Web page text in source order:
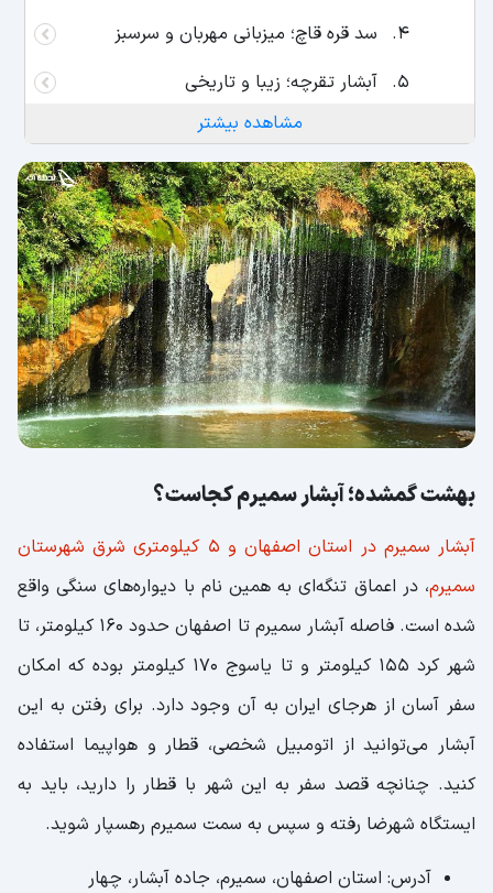
سد قره قاچ؛ میزبانی مهربان و سرسبز
آبشار تقرچه؛ زیبا و تاریخی
آبشار بی‌بی سیدان؛چشم‌اندازی بسیار زیبا
نکات بازدید از آبشار سمیرم
مشاهده بیشتر
بهشت گمشده؛ آبشار سمیرم کجاست؟
آبشار سمیرم در استان اصفهان و 5 کیلومتری شرق شهرستان
سمیرم، در اعماق تنگه‌ای به همین نام با دیواره‌های سنگی واقع
شده‌ است. فاصله آبشار سمیرم تا اصفهان حدود 160 کیلومتر، تا
شهر کرد 155 کیلومتر و تا یاسوج 170 کیلومتر بوده که امکان
سفر آسان از هرجای ایران به آن وجود دارد. برای رفتن به این
آبشار می‌توانید از اتومبیل شخصی، قطار و هواپیما استفاده
کنید. چنانچه قصد سفر به این شهر با قطار را دارید، باید به
ایستگاه شهرضا رفته و سپس به سمت سمیرم رهسپار شوید.
آدرس: استان اصفهان، سمیرم، جاده آبشار، چهار